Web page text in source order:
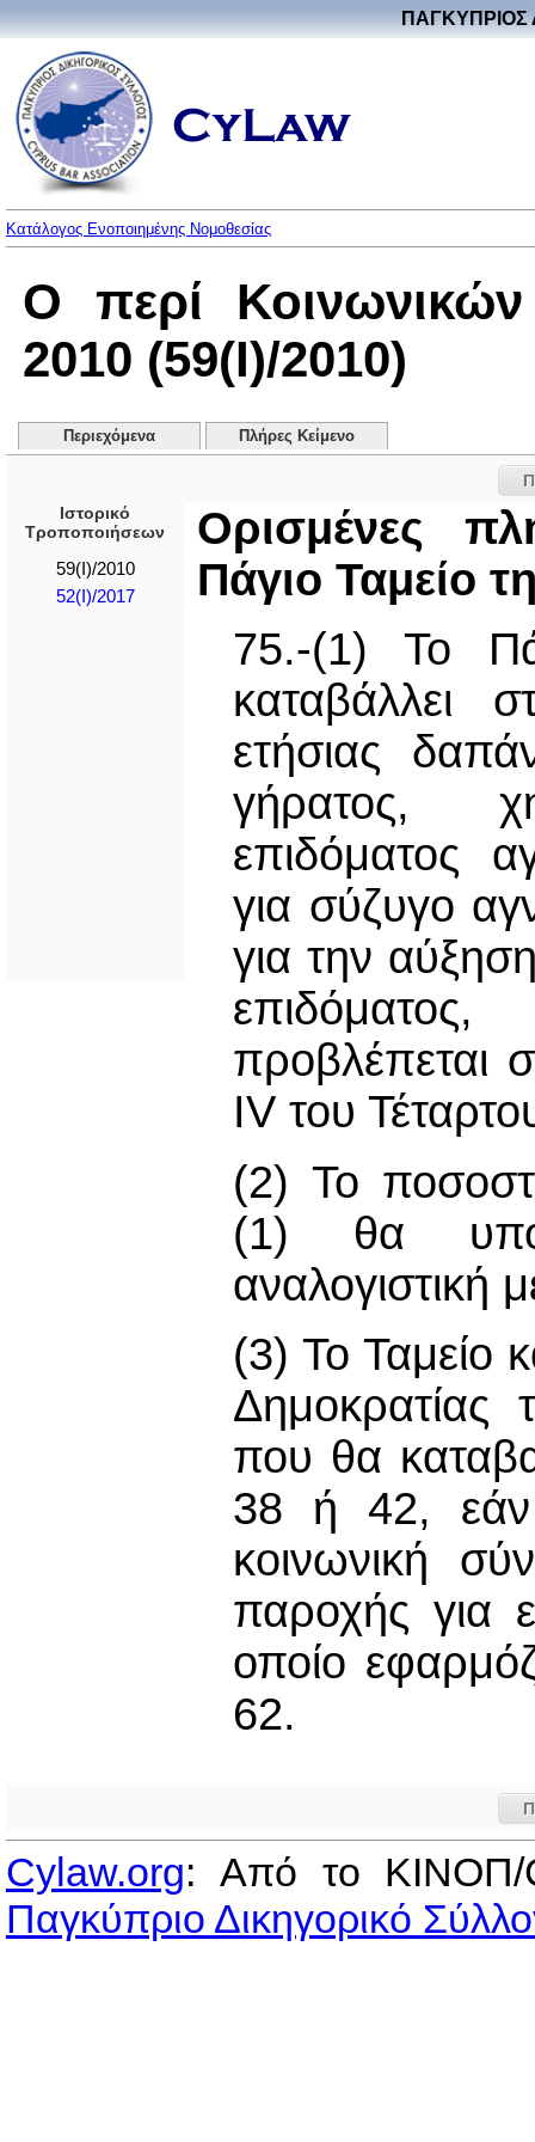
ΠΑΓΚΥΠΡΙΟΣ
Κατάλογος Ενοποιημένης Νομοθεσίας
Ο περί
2010 (59(I)/2010)
Περιεχόμενα Πλήρες Κείμενο
Ιστορικό
Τροποποιήσεων
59(I)/2010
52(I)/2017
Ορισμένες
Πάγιο Ταμείο
75.-(1) Το
καταβάλλει
ετήσιας
γήρατος,
επιδόματος
για σύζυγο
για την
προβλέπεται
IV του
(2) Το
(1) θα
αναλογιστική
(3) Το Ταμείο
Δημοκρατίας
που θα
38 ή 42, εάν
κοινωνική
παροχής για
οποίο
62.
Cylaw.org: Από το
Παγκύπριο Δικηγορικό